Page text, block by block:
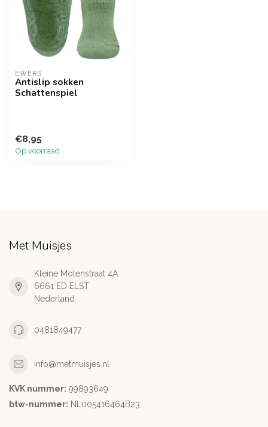
EWERS
Antislip sokken
Schattenspiel
€8,95
Op voorraad
Met Muisjes
Kleine Molenstraat 4A
6661 ED ELST
Nederland
0481849477
info@metmuisjes.nl
KVK nummer: 99893649
btw-nummer: NL005416464B23